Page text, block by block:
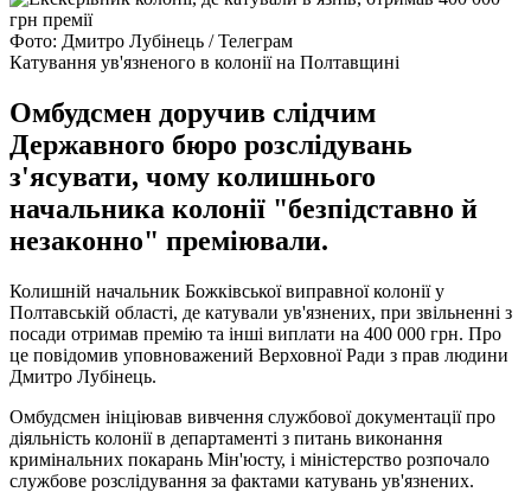
Фото: Дмитро Лубінець / Телеграм
Катування ув'язненого в колонії на Полтавщині
Омбудсмен доручив слідчим
Державного бюро розслідувань
з'ясувати, чому колишнього
начальника колонії "безпідставно й
незаконно" преміювали.
Колишній начальник Божківської виправної колонії у
Полтавській області, де катували ув'язнених, при звільненні з
посади отримав премію та інші виплати на 400 000 грн. Про
це повідомив уповноважений Верховної Ради з прав людини
Дмитро Лубінець.
Омбудсмен ініціював вивчення службової документації про
діяльність колонії в департаменті з питань виконання
кримінальних покарань Мін'юсту, і міністерство розпочало
службове розслідування за фактами катувань ув'язнених.